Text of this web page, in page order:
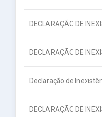
DECLARAÇÃO DE
DECLARAÇÃO DE
Declaração de
DECLARAÇÃO DE